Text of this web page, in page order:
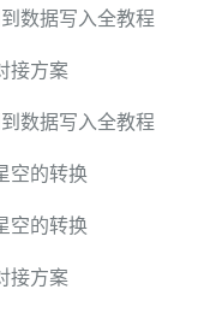
数据写入全教程
接方案
数据写入全教程
空的转换
空的转换
接方案